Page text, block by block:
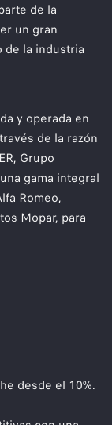
de la
un gran
la industria
y operada en
de la razón
Grupo
gama integral
Romeo,
Mopar, para
desde el 10%.